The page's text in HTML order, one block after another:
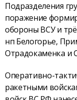
Подразделения
поражение
обороны ВСУ и
нп Белогорье,
Отрадокаменка и
Оперативно-
ракетными